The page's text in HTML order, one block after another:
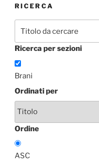
RICERCA
Ricerca per sezioni
Brani
Ordinati per
Ordine
ASC